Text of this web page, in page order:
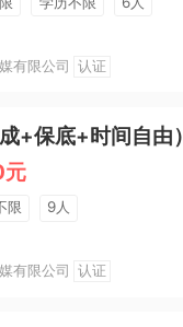
有限公司 认证
+保底+时间自由）
限 9人
有限公司 认证